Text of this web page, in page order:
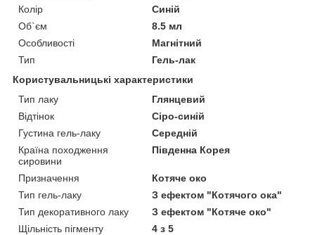
Колір
Синій
Об`єм
8.5 мл
Особливості
Магнітний
Тип
Гель-лак
Користувальницькі характеристики
Тип лаку
Глянцевий
Відтінок
Сіро-синій
Густина гель-лаку
Середній
Країна походження
сировини
Південна Корея
Призначення
Котяче око
Тип гель-лаку
З ефектом "Котячого ока"
Тип декоративного лаку
З ефектом "Котяче око"
Щільність пігменту
4 з 5